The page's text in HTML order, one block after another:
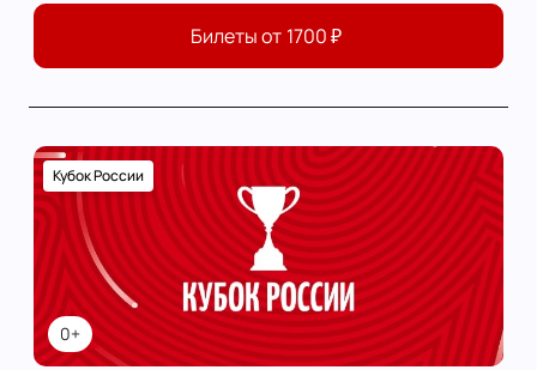
Билеты от 1700₽
0+
Кубок России